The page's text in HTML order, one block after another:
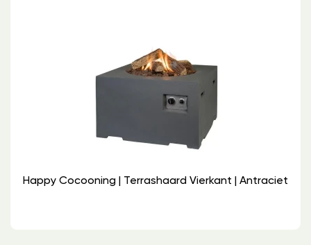
Happy Cocooning | Terrashaard Vierkant | Antraciet